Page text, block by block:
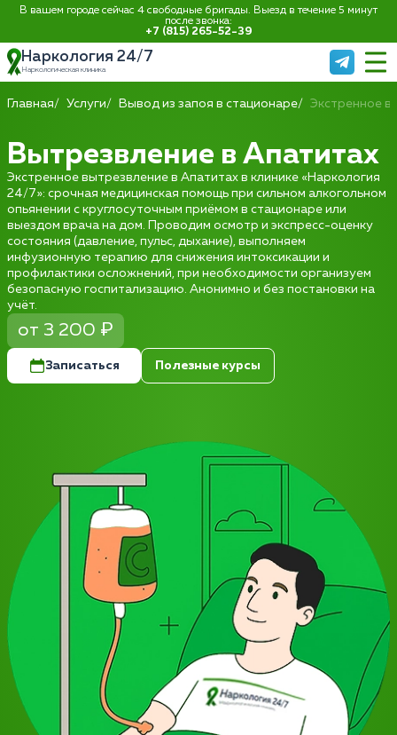
В вашем городе сейчас 4 свободные бригады. Выезд в течение 5 минут
после звонка:
+7 (815) 265-52-39
Наркология 24/7
Наркологическая клиника
Главная Услуги Вывод из запоя в стационаре Экстренное
Вытрезвление в Апатитах
Экстренное вытрезвление в Апатитах в клинике «Наркология
24/7»: срочная медицинская помощь при сильном алкогольном
опьянении с круглосуточным приёмом в стационаре или
выездом врача на дом. Проводим осмотр и экспресс-оценку
состояния (давление, пульс, дыхание), выполняем
инфузионную терапию для снижения интоксикации и
профилактики осложнений, при необходимости организуем
безопасную госпитализацию. Анонимно и без постановки на
учёт.
от 3 200 ₽
Записаться Полезные курсы